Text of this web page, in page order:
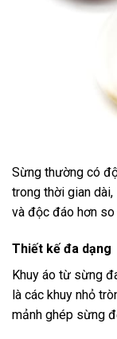
Sừng thường có
trong thời gian
và độc đáo hơn
Thiết kế đa dạng
Khuy áo từ sừng
là các khuy nhỏ
mảnh ghép sừng